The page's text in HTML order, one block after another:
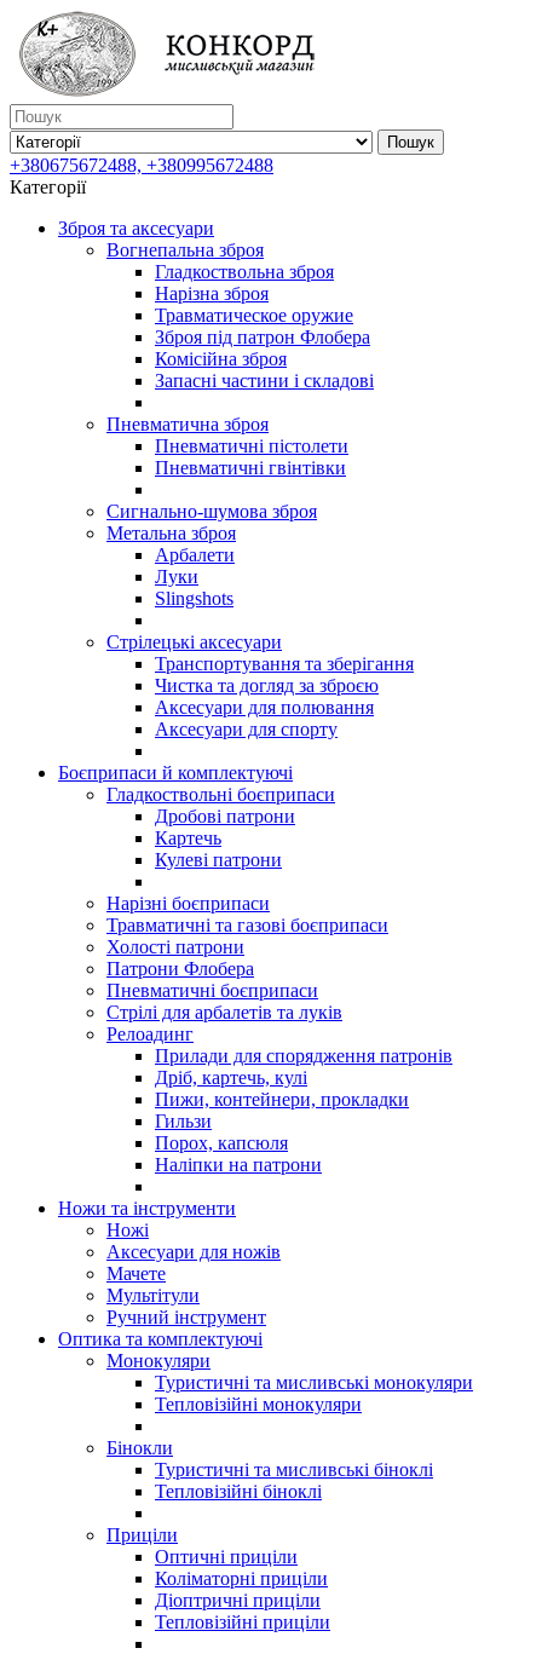
Пошук
+380675672488, +380995672488
Категорії
Зброя та аксесуари
Вогнепальна зброя
Гладкоствольна зброя
Нарізна зброя
Травматическое оружие
Зброя під патрон Флобера
Комісійна зброя
Запасні частини і складові
Пневматична зброя
Пневматичні пістолети
Пневматичні гвінтівки
Сигнально-шумова зброя
Метальна зброя
Арбалети
Луки
Slingshots
Стрілецькі аксесуари
Транспортування та зберігання
Чистка та догляд за зброєю
Аксесуари для полювання
Аксесуари для спорту
Боєприпаси й комплектуючі
Гладкоствольні боєприпаси
Дробові патрони
Картечь
Кулеві патрони
Нарізні боєприпаси
Травматичні та газові боєприпаси
Холості патрони
Патрони Флобера
Пневматичні боєприпаси
Стрілі для арбалетів та луків
Релоадинг
Прилади для спорядження патронів
Дріб, картечь, кулі
Пижи, контейнери, прокладки
Гильзи
Порох, капсюля
Наліпки на патрони
Ножи та інструменти
Ножі
Аксесуари для ножів
Мачете
Мультітули
Ручний інструмент
Оптика та комплектуючі
Монокуляри
Туристичні та мисливські монокуляри
Тепловізійні монокуляри
Бінокли
Туристичні та мисливські біноклі
Тепловізійні біноклі
Приціли
Оптичні приціли
Коліматорні приціли
Діоптричні приціли
Тепловізійні приціли